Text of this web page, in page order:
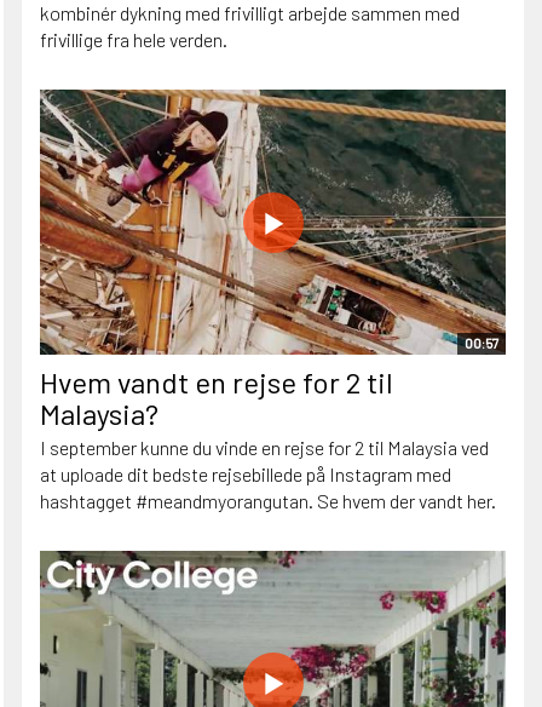
kombinér dykning med frivilligt arbejde sammen med
frivillige fra hele verden.
00:57
Hvem vandt en rejse for 2 til
Malaysia?
I september kunne du vinde en rejse for 2 til Malaysia ved
at uploade dit bedste rejsebillede på Instagram med
hashtagget #meandmyorangutan. Se hvem der vandt her.